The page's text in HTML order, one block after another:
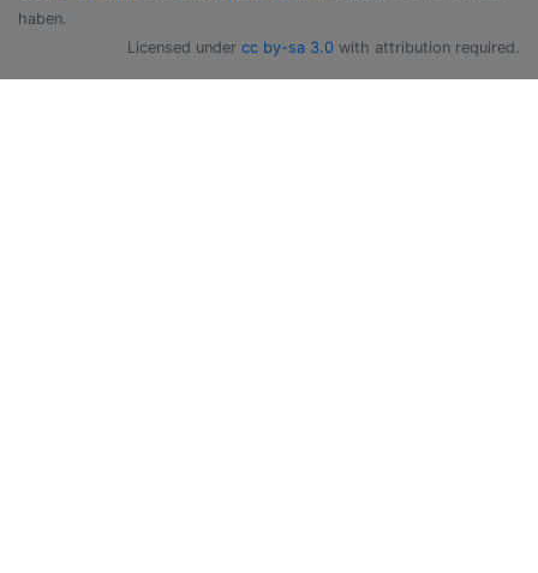
haben.
Licensed under cc by-sa 3.0 with attribution required.